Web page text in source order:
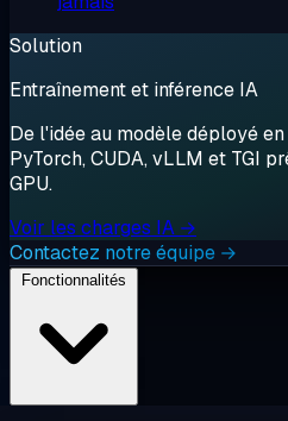
Solution
Entraînement et inférence IA
De l'idée au modèle déployé
PyTorch, CUDA, vLLM et TGI
GPU.
Voir les charges IA →
Contactez notre équipe →